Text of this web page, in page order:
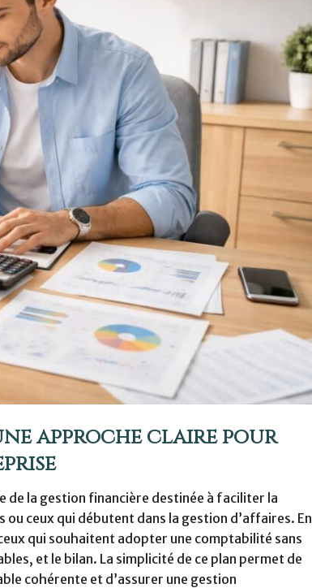
approche claire pour
de la gestion financière destinée à faciliter la
ceux qui débutent dans la gestion d’affaires. En
qui souhaitent adopter une comptabilité sans
et le bilan. La simplicité de ce plan permet de
cohérente et d’assurer une gestion